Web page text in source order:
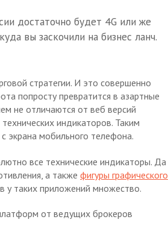
достаточно будет 4G или же
вы заскочили на бизнес ланч.
стратегии. И это совершенно
попросту превратится в азартные
не отличаются от веб версий
индикаторов. Таким
экрана мобильного телефона.
все технические индикаторы. Да
а также фигуры графического
у таких приложений множество.
от ведущих брокеров